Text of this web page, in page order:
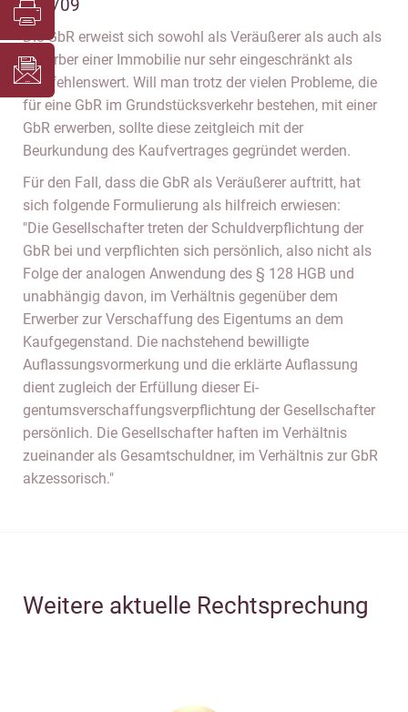
116/09
Die GbR erweist sich sowohl als Veräußerer als auch als
Erwerber einer Immobilie nur sehr eingeschränkt als
empfehlenswert. Will man trotz der vielen Probleme, die
für eine GbR im Grundstücksverkehr bestehen, mit einer
GbR erwerben, sollte diese zeitgleich mit der
Beurkundung des Kaufvertrages gegründet werden.
Für den Fall, dass die GbR als Veräußerer auftritt, hat
sich folgende Formulierung als hilfreich erwiesen:
"Die Gesellschafter treten der Schuldverpflichtung der
GbR bei und verpflichten sich persönlich, also nicht als
Folge der analogen Anwendung des § 128 HGB und
unabhängig davon, im Verhältnis gegenüber dem
Erwerber zur Verschaffung des Eigentums an dem
Kaufgegenstand. Die nachstehend bewilligte
Auflassungsvormerkung und die erklärte Auflassung
dient zugleich der Erfüllung dieser Ei-
gentumsverschaffungsverpflichtung der Gesellschafter
persönlich. Die Gesellschafter haften im Verhältnis
zueinander als Gesamtschuldner, im Verhältnis zur GbR
akzessorisch."
Weitere aktuelle Rechtsprechung